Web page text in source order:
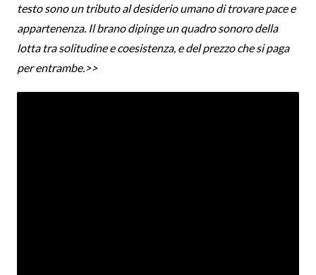
testo sono un tributo al desiderio umano di trovare pace e
appartenenza. Il brano dipinge un quadro sonoro della
lotta tra solitudine e coesistenza, e del prezzo che si paga
per entrambe.>>